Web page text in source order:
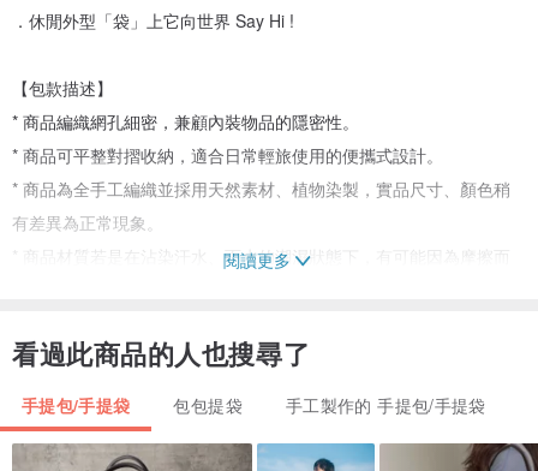
．休閒外型「袋」上它向世界 Say Hi !
【包款描述】
* 商品編織網孔細密，兼顧內裝物品的隱密性。
* 商品可平整對摺收納，適合日常輕旅使用的便攜式設計。
* 商品為全手工編織並採用天然素材、植物染製，實品尺寸、顏色稍
有差異為正常現象。
* 商品材質若是在沾染汗水、雨水的潮濕狀態下，有可能因為摩擦而
【產品規格】
材質：100%黃麻
包身尺寸：寬40 x 高30 x 底10 cm
閱讀更多
看過此商品的人也搜尋了
手提包/手提袋 包包提袋 手工製作的 手提包/手提袋